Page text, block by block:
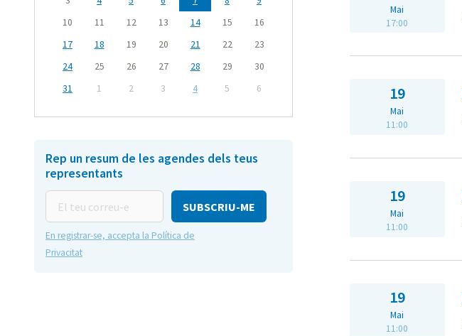
10
11 12 13 14 15
16
17
18 19 20 21 22
23
24
25 26 27 28 29
30
31
1 2 3 4 5 6
Rep un resum de les agendes dels teus
representants
teu
correu-
e
En registrar-se, accepta la Política de
Privacitat
Mai
17:00
19
Mai
11:00
19
Mai
11:00
19
Mai
11:00